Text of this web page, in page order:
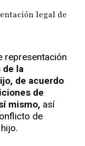
legal de
representación
de la
de acuerdo
de
mismo, así
de